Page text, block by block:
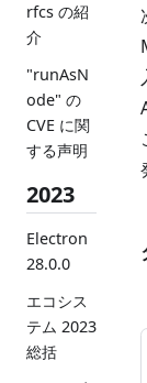
rfcs の紹
介
"runAsN
ode" の
CVE に関
する声明
2023
Electron
28.0.0
エコシス
テム 2023
総括